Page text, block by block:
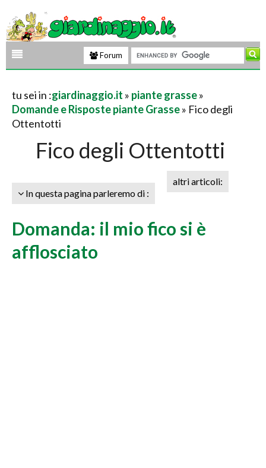
Forum
tu sei in :giardinaggio.it » piante grasse»
Domande e Risposte piante Grasse» Fico degli
Ottentotti
Fico degli Ottentotti
In questa pagina parleremo di :
altri articoli:
Domanda: il mio fico si è
afflosciato